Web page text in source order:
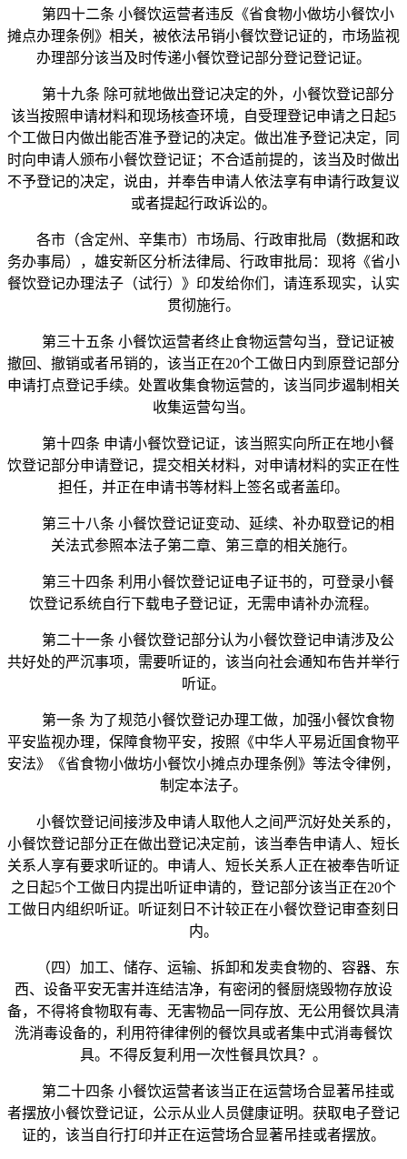
第四十二条 小餐饮运营者违反《省食物小做坊小餐饮小
摊点办理条例》相关，被依法吊销小餐饮登记证的，市场监视
办理部分该当及时传递小餐饮登记部分登记登记证。
第十九条 除可就地做出登记决定的外，小餐饮登记部分
该当按照申请材料和现场核查环境，自受理登记申请之日起5
个工做日内做出能否准予登记的决定。做出准予登记决定，同
时向申请人颁布小餐饮登记证；不合适前提的，该当及时做出
不予登记的决定，说由，并奉告申请人依法享有申请行政复议
或者提起行政诉讼的。
各市（含定州、辛集市）市场局、行政审批局（数据和政
务办事局），雄安新区分析法律局、行政审批局：现将《省小
餐饮登记办理法子（试行）》印发给你们，请连系现实，认实
贯彻施行。
第三十五条 小餐饮运营者终止食物运营勾当，登记证被
撤回、撤销或者吊销的，该当正在20个工做日内到原登记部分
申请打点登记手续。处置收集食物运营的，该当同步遏制相关
收集运营勾当。
第十四条 申请小餐饮登记证，该当照实向所正在地小餐
饮登记部分申请登记，提交相关材料，对申请材料的实正在性
担任，并正在申请书等材料上签名或者盖印。
第三十八条 小餐饮登记证变动、延续、补办取登记的相
关法式参照本法子第二章、第三章的相关施行。
第三十四条 利用小餐饮登记证电子证书的，可登录小餐
饮登记系统自行下载电子登记证，无需申请补办流程。
第二十一条 小餐饮登记部分认为小餐饮登记申请涉及公
共好处的严沉事项，需要听证的，该当向社会通知布告并举行
听证。
第一条 为了规范小餐饮登记办理工做，加强小餐饮食物
平安监视办理，保障食物平安，按照《中华人平易近国食物平
安法》《省食物小做坊小餐饮小摊点办理条例》等法令律例，
制定本法子。
小餐饮登记间接涉及申请人取他人之间严沉好处关系的，
小餐饮登记部分正在做出登记决定前，该当奉告申请人、短长
关系人享有要求听证的。申请人、短长关系人正在被奉告听证
之日起5个工做日内提出听证申请的，登记部分该当正在20个
工做日内组织听证。听证刻日不计较正在小餐饮登记审查刻日
内。
（四）加工、储存、运输、拆卸和发卖食物的、容器、东
西、设备平安无害并连结洁净，有密闭的餐厨烧毁物存放设
备，不得将食物取有毒、无害物品一同存放、无公用餐饮具清
洗消毒设备的，利用符律律例的餐饮具或者集中式消毒餐饮
具。不得反复利用一次性餐具饮具？。
第二十四条 小餐饮运营者该当正在运营场合显著吊挂或
者摆放小餐饮登记证，公示从业人员健康证明。获取电子登记
证的，该当自行打印并正在运营场合显著吊挂或者摆放。